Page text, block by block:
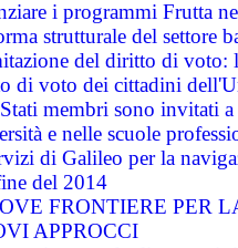
i programmi Frutta
strutturale del settore
del diritto di voto:
di voto dei cittadini
membri sono invitati
e nelle scuole
di Galileo per la
del 2014
FRONTIERE PER
APPROCCI